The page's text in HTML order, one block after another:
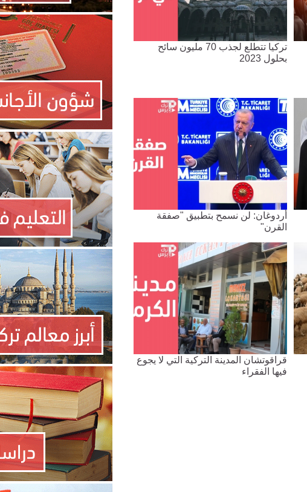
تركيا تتطلع لجذب 70 مليون سائح
بحلول 2023
أردوغان: لن نسمح بتطبيق "صفقة
القرن"
قراقوتشان المدينة التركية التي لا يجوع
فيها الفقراء